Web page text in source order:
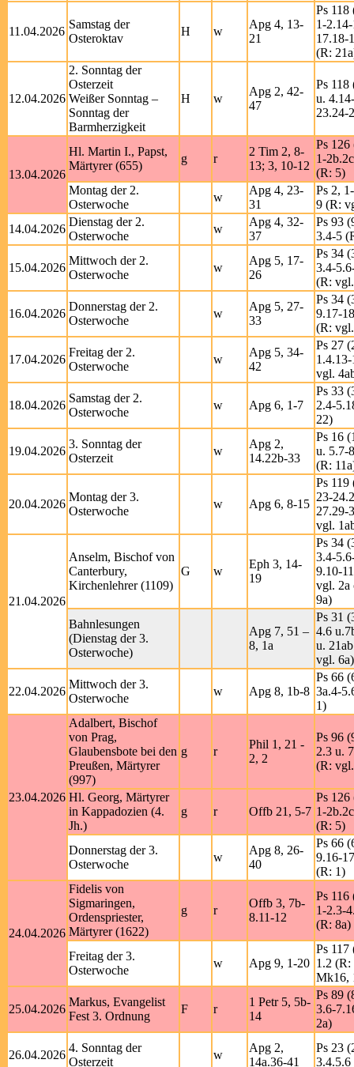
11.04.2026
Samstag der
Osteroktav
H w
Apg 4, 13-
21
Ps 118
1-
17.18-
(R:
12.04.2026
2. Sonntag der
Osterzeit
Weißer Sonntag –
Sonntag der
Barmherzigkeit
H w
Apg 2, 42-
47
Ps 118
u.
23.24-
13.04.2026
Hl. Martin I., Papst,
Märtyrer (655)
g r
2 Tim 2, 8-
13; 3, 10-12
Ps 126
1-
(R: 5)
Montag der 2.
Osterwoche
w
Apg 4, 23-
31
Ps 2,
9 (R:
14.04.2026
Dienstag der 2.
Osterwoche
w
Apg 4, 32-
37
Ps 93
3.4-5
15.04.2026
Mittwoch der 2.
Osterwoche
w
Apg 5, 17-
26
Ps 34
3.4-
(R:
16.04.2026
Donnerstag der 2.
Osterwoche
w
Apg 5, 27-
33
Ps 34
9.17-
(R:
17.04.2026
Freitag der 2.
Osterwoche
w
Apg 5, 34-
42
Ps 27
vgl.
18.04.2026
Samstag der 2.
Osterwoche
w Apg 6, 1-7
Ps 33
2.4-
22)
19.04.2026
3. Sonntag der
Osterzeit
w
Apg 2,
14.22b-33
Ps 16
u. 5.7-
(R:
20.04.2026
Montag der 3.
Osterwoche
w Apg 6, 8-15
Ps 119
23-
27.29-
vgl.
21.04.2026
Anselm, Bischof von
Canterbury,
Kirchenlehrer (1109)
G w
Eph 3, 14-
19
Ps 34
3.4-
9.10-
vgl. 2a
9a)
Bahnlesungen
(Dienstag der 3.
Osterwoche)
Apg 7, 51 –
8, 1a
Ps 31
4.6
u.
vgl. 6a)
22.04.2026
Mittwoch der 3.
Osterwoche
w Apg 8, 1b-8
Ps 66
3a.4-
1)
23.04.2026
Adalbert, Bischof
von Prag,
Glaubensbote bei den
Preußen, Märtyrer
(997)
g r
Phil 1, 21 -
2, 2
Ps 96
2.3 u.
(R:
Hl. Georg, Märtyrer
in Kappadozien (4.
Jh.)
g r Offb 21, 5-7
Ps 126
1-
(R: 5)
Donnerstag der 3.
Osterwoche
w
Apg 8, 26-
40
Ps 66
9.16-
(R: 1)
24.04.2026
Fidelis von
Sigmaringen,
Ordenspriester,
Märtyrer (1622)
g r
Offb 3, 7b-
8.11-12
Ps 116
1-2.3-
(R: 8a)
Freitag der 3.
Osterwoche
w Apg 9, 1-20
Ps 117
1.2
Mk16,
25.04.2026
Markus, Evangelist
Fest 3. Ordnung
F r
1 Petr 5, 5b-
14
Ps 89
3.6-
2a)
26.04.2026
4. Sonntag der
Osterzeit
w
Apg 2,
14a.36-41
Ps 23
3.4.5.6